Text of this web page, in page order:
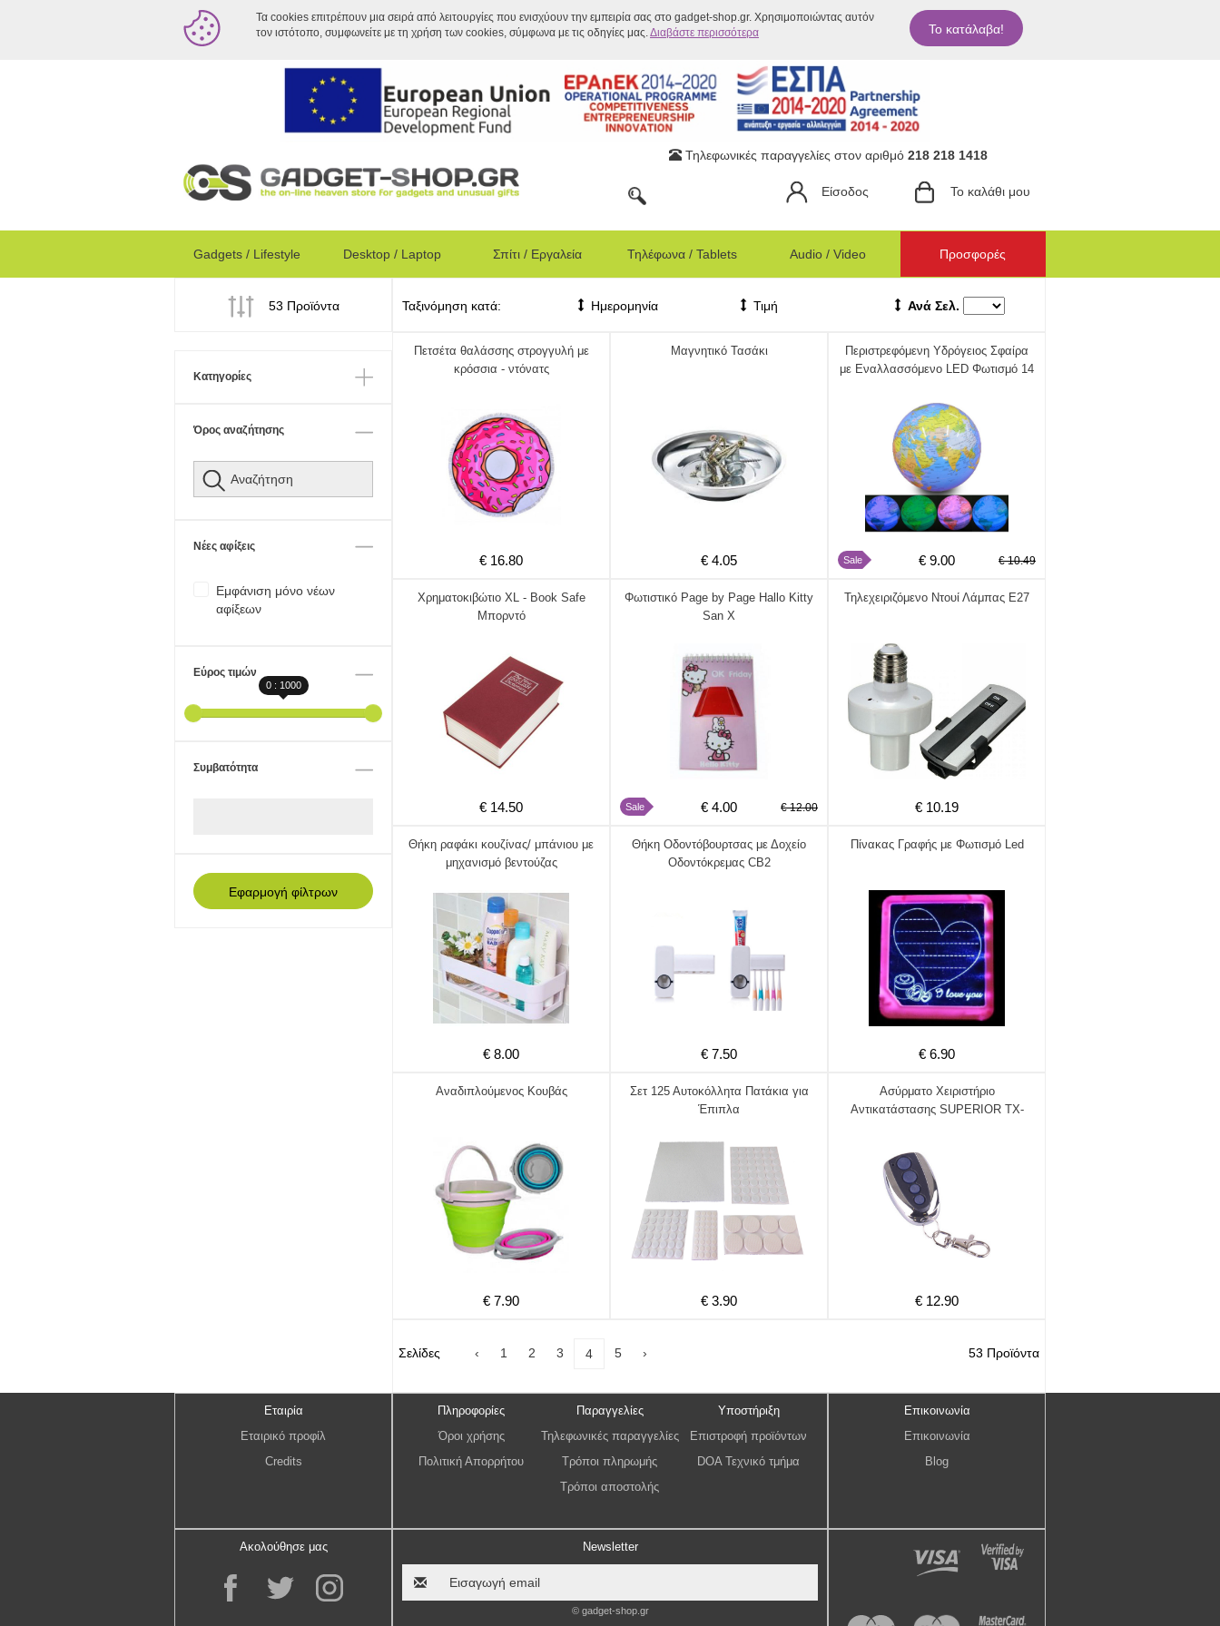
Τα cookies επιτρέπουν μια σειρά από λειτουργίες που ενισχύουν την εμπειρία σας στο gadget-shop.gr. Χρησιμοποιώντας αυτόν
τον ιστότοπο, συμφωνείτε με τη χρήση των cookies, σύμφωνα με τις οδηγίες μας.Διαβάστε περισσότερα Το κατάλαβα!
Τηλεφωνικές παραγγελίες στον αριθμό 218 218 1418
Είσοδος Το καλάθι μου
Gadgets / Lifestyle Desktop / Laptop Σπίτι / Εργαλεία Τηλέφωνα / Tablets Audio / Video Προσφορές
53 Προϊόντα Ταξινόμηση κατά: Ημερομηνία Τιμή Ανά Σελ.
Κατηγορίες
Όρος αναζήτησης
Νέες αφίξεις
Εμφάνιση μόνο νέων
αφίξεων
Εύρος τιμών
0 : 1000
Συμβατότητα
Πετσέτα θαλάσσης στρογγυλή με
κρόσσια - ντόνατς
€ 16.80
Μαγνητικό Τασάκι
€ 4.05
Περιστρεφόμενη Υδρόγειος Σφαίρα
με Εναλλασσόμενο LED Φωτισμό 14
€ 9.00 € 10.49
Sale
Χρηματοκιβώτιο XL - Book Safe
Μπορντό
€ 14.50
Φωτιστικό Page by Page Hallo Kitty
San X
€ 4.00 € 12.00
Sale
Τηλεχειριζόμενο Ντουί Λάμπας Ε27
€ 10.19
Θήκη ραφάκι κουζίνας/ μπάνιου με
μηχανισμό βεντούζας
€ 8.00
Θήκη Οδοντόβουρτσας με Δοχείο
Οδοντόκρεμας CB2
€ 7.50
Πίνακας Γραφής με Φωτισμό Led
€ 6.90
Αναδιπλούμενος Κουβάς
€ 7.90
Σετ 125 Αυτοκόλλητα Πατάκια για
Έπιπλα
€ 3.90
Ασύρματο Χειριστήριο
Αντικατάστασης SUPERIOR TX-
€ 12.90
Σελίδες ‹ 1 2 3 4 5 › 53 Προϊόντα
Εταιρία
Εταιρικό προφίλ
Credits
Πληροφορίες
Όροι χρήσης
Πολιτική Απορρήτου
Παραγγελίες
Τηλεφωνικές παραγγελίες
Τρόποι πληρωμής
Τρόποι αποστολής
Υποστήριξη
Επιστροφή προϊόντων
DOA Τεχνικό τμήμα
Επικοινωνία
Επικοινωνία
Blog
Ακολούθησε μας Newsletter
© gadget-shop.gr